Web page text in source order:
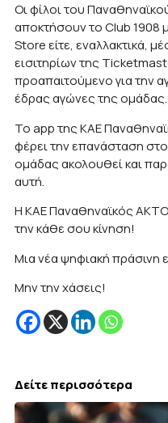
Οι φίλοι του
αποκτήσουν το Club 1908
Store είτε, εναλλακτικά,
εισιτηρίων της
προαπαιτούμενο για την
έδρας αγώνες της ομάδας.
To app της ΚΑΕ
φέρει την επανάσταση
ομάδας ακολουθεί και
αυτή.
Η ΚΑΕ Παναθηναϊκός
την κάθε σου κίνηση!
Μια νέα ψηφιακή πράσινη
Μην την χάσεις!
Δείτε περισσότερα